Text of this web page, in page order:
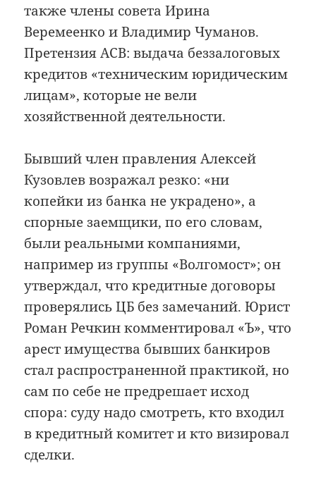
также члены совета Ирина
Веремеенко и Владимир Чуманов.
Претензия АСВ: выдача беззалоговых
кредитов «техническим юридическим
лицам», которые не вели
хозяйственной деятельности.
Бывший член правления Алексей
Кузовлев возражал резко: «ни
копейки из банка не украдено», а
спорные заемщики, по его словам,
были реальными компаниями,
например из группы «Волгомост»; он
утверждал, что кредитные договоры
проверялись ЦБ без замечаний. Юрист
Роман Речкин комментировал «Ъ», что
арест имущества бывших банкиров
стал распространенной практикой, но
сам по себе не предрешает исход
спора: суду надо смотреть, кто входил
в кредитный комитет и кто визировал
сделки.